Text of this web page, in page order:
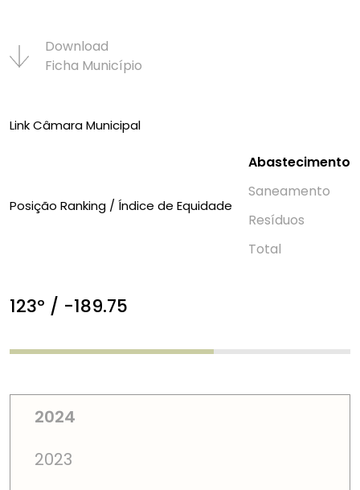
Download
Ficha Municí­pio
Link Câmara Municipal
Posição Ranking / Índice de Equidade
Abastecimento
Saneamento
Resí­duos
Total
123º / -189.75
2024
2023